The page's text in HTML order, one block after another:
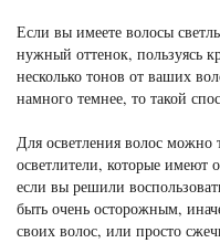
Если вы имеете волосы
нужный оттенок, пользуясь
несколько тонов от ваших
намного темнее, то такой
Для осветления волос можно
осветлители, которые имеют
если вы решили
быть очень осторожным,
своих волос, или просто